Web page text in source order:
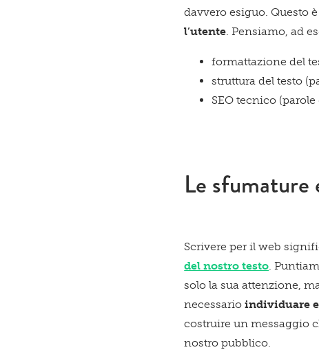
davvero esiguo. Questo
l’utente. Pensiamo, ad
formattazione del
struttura del testo
SEO tecnico
Le
Scrivere per il web
del nostro testo.
solo la sua attenzione,
necessarioindividuare
costruire un messaggio
nostro pubblico.